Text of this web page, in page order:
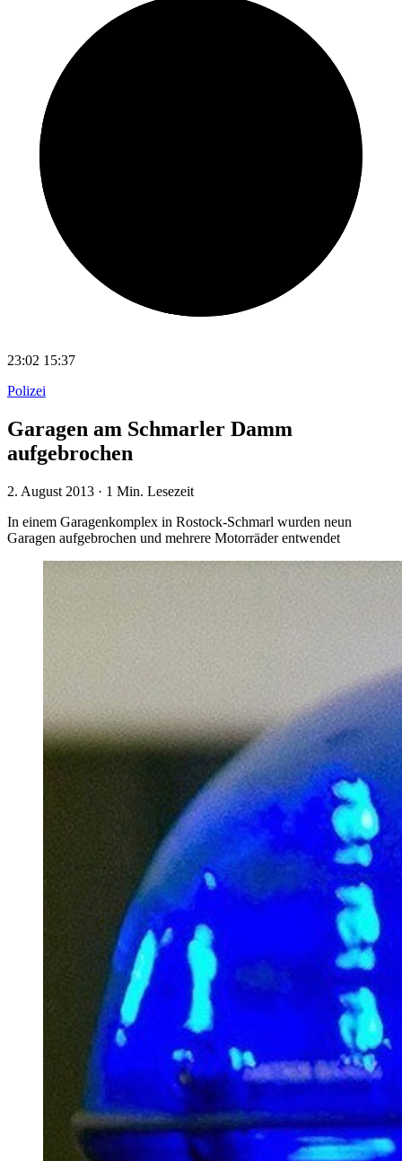
23:02 15:37
Polizei
Garagen am Schmarler Damm
aufgebrochen
2. August 2013 · 1 Min. Lesezeit
In einem Garagenkomplex in Rostock-Schmarl wurden neun
Garagen aufgebrochen und mehrere Motorräder entwendet